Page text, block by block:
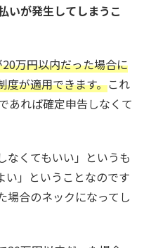
いが発生してしまうこ
万円以内だった場合に
度が適用できます。これ
あれば確定申告しなくて
なくてもいい」というも
い」ということなのです
場合のネックになってし